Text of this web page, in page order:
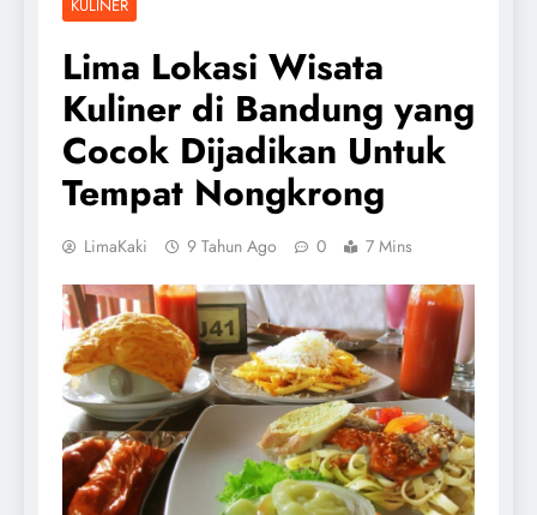
KULINER
Lima Lokasi Wisata
Kuliner di Bandung yang
Cocok Dijadikan Untuk
Tempat Nongkrong
LimaKaki 9 Tahun Ago 0 7 Mins